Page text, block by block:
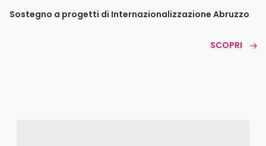
Sostegno a progetti di Internazionalizzazione Abruzzo
SCOPRI